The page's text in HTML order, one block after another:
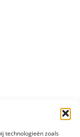
technologieën zoals